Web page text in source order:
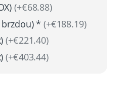
(+€68.88)
brzdou) * (+€188.19)
(+€221.40)
(+€403.44)